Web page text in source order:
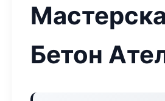
Бетон